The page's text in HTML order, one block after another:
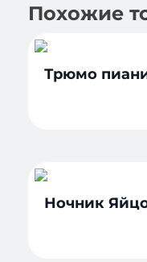
Похожие
Трюмо
Ночник